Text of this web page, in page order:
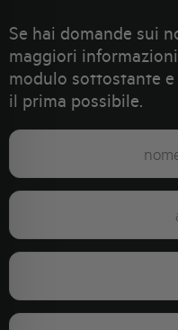
Se hai domande sui
maggiori
modulo sottostante
il prima possibile.